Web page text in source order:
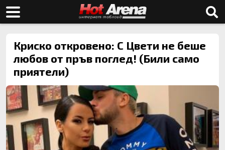
Криско откровено: С Цвети не беше
любов от пръв поглед! (Били само
приятели)